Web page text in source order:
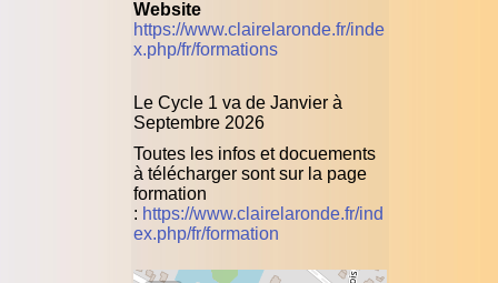
Website
https://www.clairelaronde.fr/inde
x.php/fr/formations
Le Cycle 1 va de Janvier à
Septembre 2026
Toutes les infos et docuements
à télécharger sont sur la page
formation
: https://www.clairelaronde.fr/ind
ex.php/fr/formation